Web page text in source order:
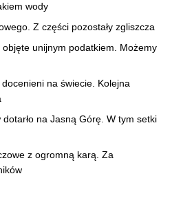
wody
Z części pozostały zgliszcza
unijnym podatkiem. Możemy
na świecie. Kolejna
na Jasną Górę. W tym setki
z ogromną karą. Za